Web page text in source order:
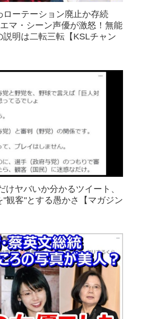
ローテーション廃止か存続
マ・シーン声優が激怒！無能
説明は二転三転【KSLチャン
けヤバいか分かるツイート、
"観客"とする愚かさ【マガジン